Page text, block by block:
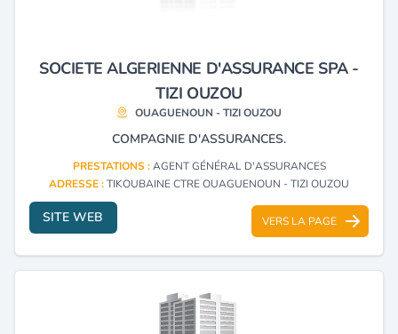
SOCIETE ALGERIENNE D'ASSURANCE SPA -
TIZI OUZOU
OUAGUENOUN - TIZI OUZOU
COMPAGNIE D'ASSURANCES.
PRESTATIONS :AGENT GÉNÉRAL D'ASSURANCES
ADRESSE :TIKOUBAINE CTRE OUAGUENOUN - TIZI OUZOU
SITE WEB VERS LA PAGE